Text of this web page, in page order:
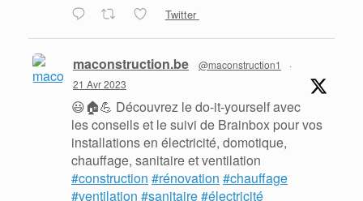
Twitter
maconstruction.be @maconstruction1
·
21 Avr 2023
😃🏠💪 Découvrez le do-it-yourself avec
les conseils et le suivi de Brainbox pour vos
installations en électricité, domotique,
chauffage, sanitaire et ventilation
#construction #rénovation #chauffage
#ventilation #sanitaire#électricité